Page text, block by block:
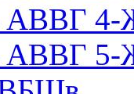
АВВГ
АВВГ